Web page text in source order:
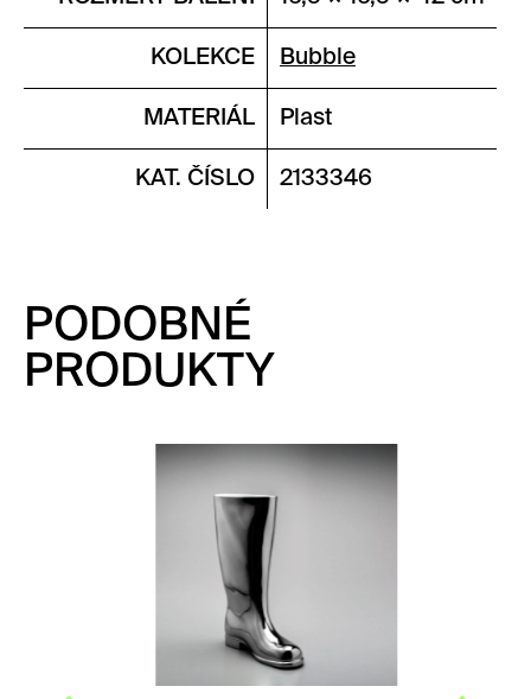
KOLEKCE Bubble
MATERIÁL Plast
KAT. ČÍSLO 2133346
PODOBNÉ
PRODUKTY